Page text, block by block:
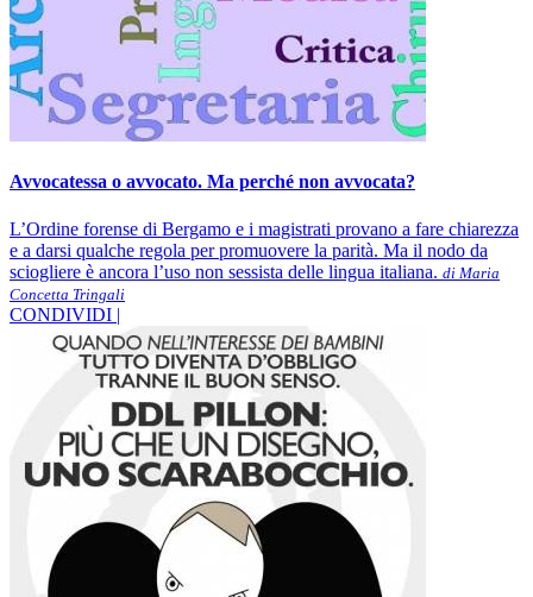
Avvocatessa o avvocato. Ma perché non avvocata?
L’Ordine forense di Bergamo e i magistrati provano a fare chiarezza
e a darsi qualche regola per promuovere la parità. Ma il nodo da
sciogliere è ancora l’uso non sessista delle lingua italiana. di Maria
Concetta Tringali
CONDIVIDI |